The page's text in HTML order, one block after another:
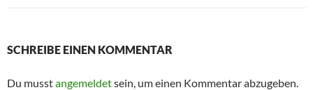
SCHREIBE EINEN KOMMENTAR
Du musstangemeldetsein, um einen Kommentar abzugeben.